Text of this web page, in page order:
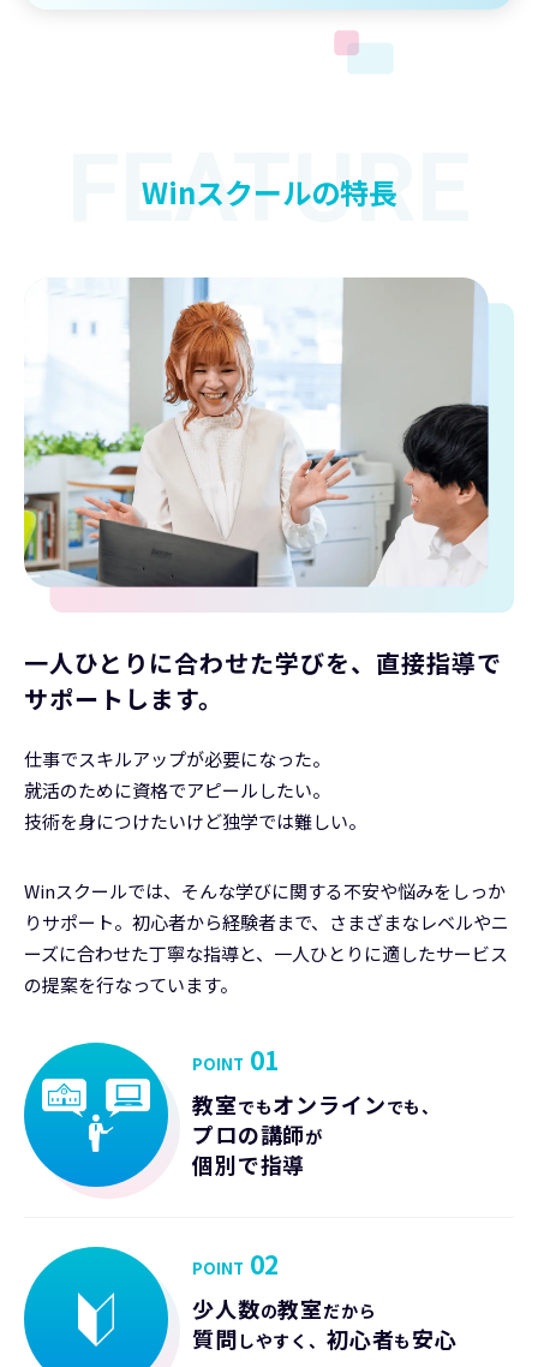
FEATURE
Winスクールの特長
一人ひとりに合わせた学びを、直接指導で
サポートします。
仕事でスキルアップが必要になった。
就活のために資格でアピールしたい。
技術を身につけたいけど独学では難しい。
Winスクールでは、そんな学びに関する不安や悩みをしっか
りサポート。初心者から経験者まで、さまざまなレベルやニ
ーズに合わせた丁寧な指導と、一人ひとりに適したサービス
の提案を行なっています。
POINT 01
教室でもオンラインでも、
プロの講師が
個別で指導
POINT 02
少人数の教室だから
質問 しやすく、 初心者も 安心